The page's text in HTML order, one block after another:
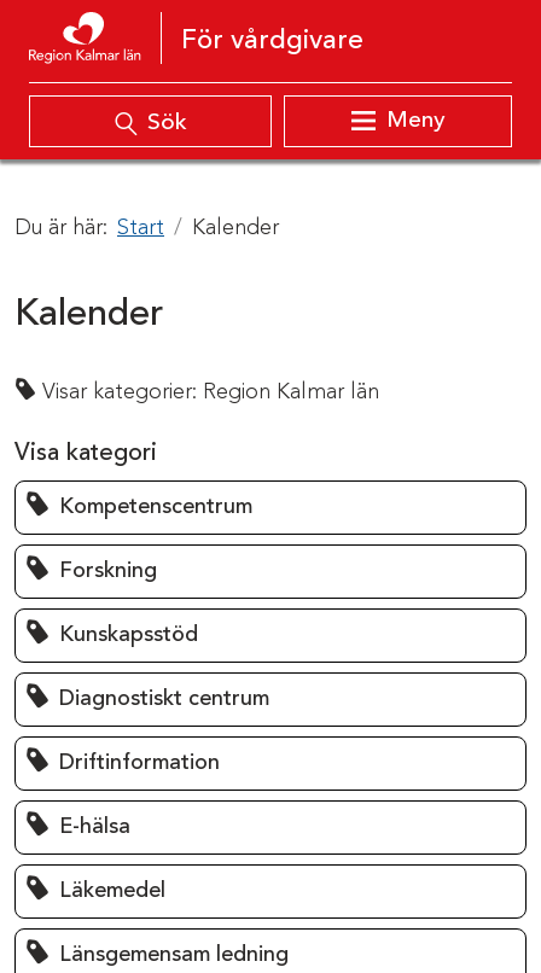
Hoppa till innehåll
För vårdgivare
Sök Meny
Du är här: Start Kalender
Kalender
Visar kategorier: Region Kalmar län
Visa kategori
Kompetenscentrum
Forskning
Kunskapsstöd
Diagnostiskt centrum
Driftinformation
E-hälsa
Läkemedel
Länsgemensam ledning